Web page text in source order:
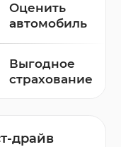
Оценить
автомобиль
Выгодное
страхование
драйв